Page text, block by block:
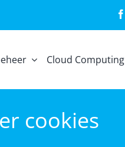
Cloud Computing
cookies